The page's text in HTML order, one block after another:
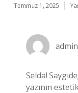
Temmuz 1, 2025
admin
Selda!
yazının